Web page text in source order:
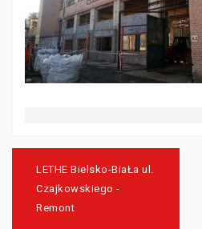
wpisu
LETHE Bielsko-BiaŁa ul.
Czajkowskiego -
Remont